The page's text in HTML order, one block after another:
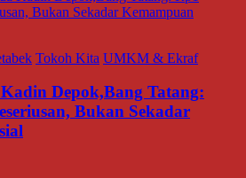
Tokoh Kita UMKM & Ekraf
Depok,Bang Tatang:
Bukan Sekadar